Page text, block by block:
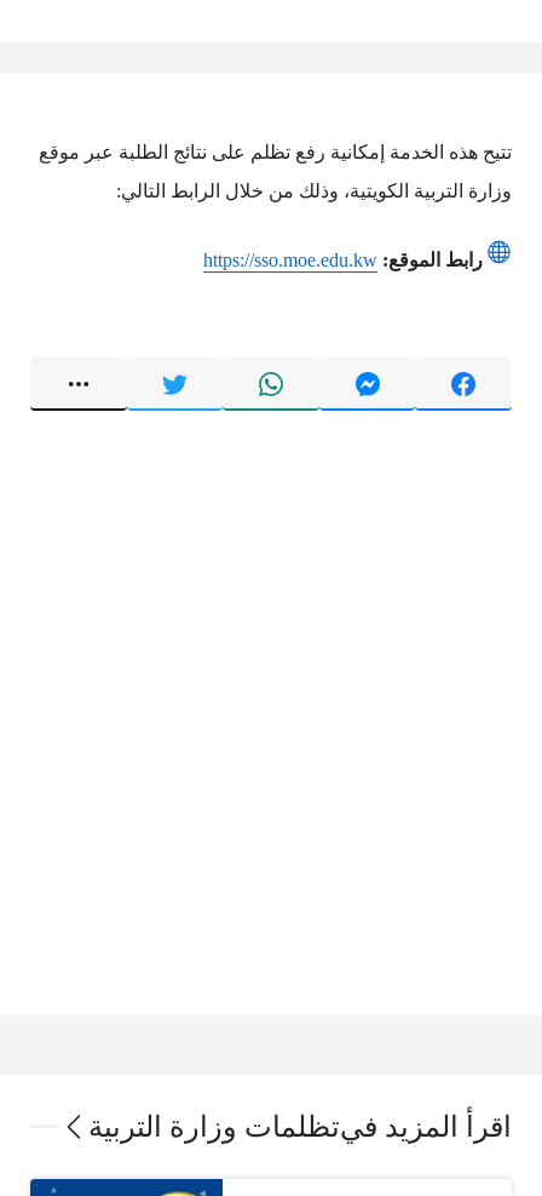
تتيح هذه الخدمة إمكانية رفع تظلم على نتائج الطلبة عبر موقع
وزارة التربية الكويتية، وذلك من خلال الرابط التالي:
رابط الموقع: https://sso.moe.edu.kw
اقرأ المزيد فيتظلمات وزارة التربية